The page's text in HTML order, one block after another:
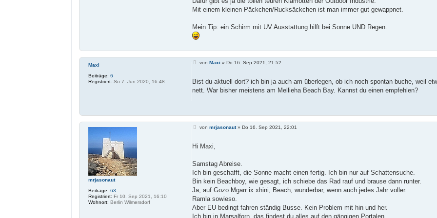
Mit einem kleinen Päckchen/Rucksäckchen ist man immer gut gewappnet.
Mein Tip: ein Schirm mit UV Ausstattung hilft bei Sonne UND Regen.
Maxi
Beiträge: 6
Registriert: So 7. Jun 2020, 16:48
B
t
r
a
vonMaxi »Do 16. Sep 2021, 21:52
Bist du aktuell dort? ich bin ja auch am überlegen, ob ich noch spontan buche, weil
nett. War bisher meistens am Mellieha Beach Bay. Kannst du einen empfehlen?
mrjasonaut
Beiträge: 63
Registriert: Fr 10. Sep 2021, 16:10
Wohnort: Berlin Wilmersdorf
B
g
vonmrjasonaut»Do 16. Sep 2021, 22:01
Hi Maxi,
Samstag Abreise.
Ich bin geschafft, die Sonne macht einen fertig. Ich bin nur auf Schattensuche.
Bin kein Beachboy, wie gesagt, ich schiebe das Rad rauf und brause dann runter.
Ja, auf Gozo Mgarr ix xhini, Beach, wunderbar, wenn auch jedes Jahr voller.
Ramla sowieso.
Aber EU bedingt fahren ständig Busse. Kein Problem mit hin und her.
Ich bin in Marsalforn, das findest du alles auf den gängigen Portalen.